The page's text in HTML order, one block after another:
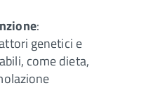
:
genetici e
come dieta,